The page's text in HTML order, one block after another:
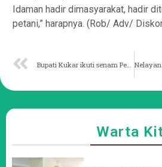
Idaman hadir dimasyarakat, hadir
petani,” harapnya. (Rob/ Adv/
Warta